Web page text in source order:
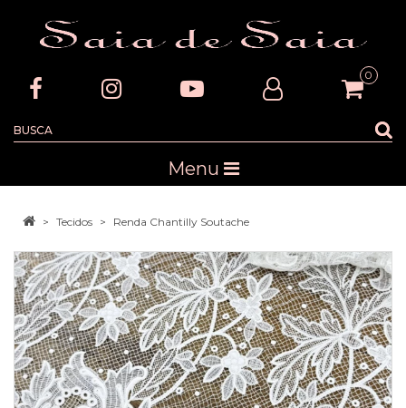
0
Menu
Tecidos Renda Chantilly Soutache